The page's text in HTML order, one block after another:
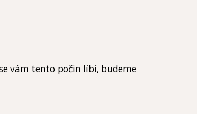
vám tento počin líbí, budeme